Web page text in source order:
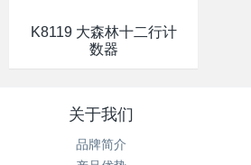
K8119 大森林十二行计
数器
关于我们
品牌简介